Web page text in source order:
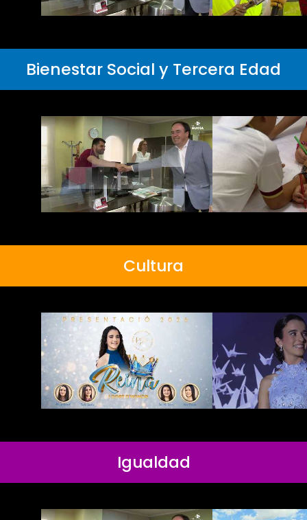
Bienestar Social y Tercera Edad
Cultura
Igualdad